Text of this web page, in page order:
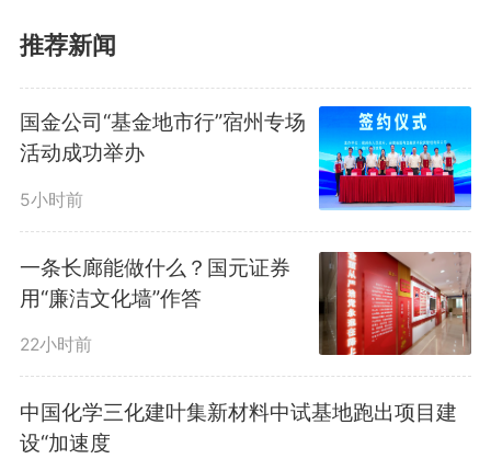
引领，与业主、总包进行了多轮技
术交流、工艺论证、模拟试验与样
板验证，逐步打消各方疑虑，最终
推动该技术的落地实施，不仅体现
了项目团队在技术创新与应用上的
专业韧性，也充分彰显了公司在高
端工程技术领域的扎实能力和国际
竞争力。
推荐新闻
国金公司“基金地市行”宿州专场
活动成功举办
5小时前
一条长廊能做什么？国元证券
用“廉洁文化墙”作答
22小时前
中国化学三化建叶集新材料中试基地跑出项目建
设“加速度